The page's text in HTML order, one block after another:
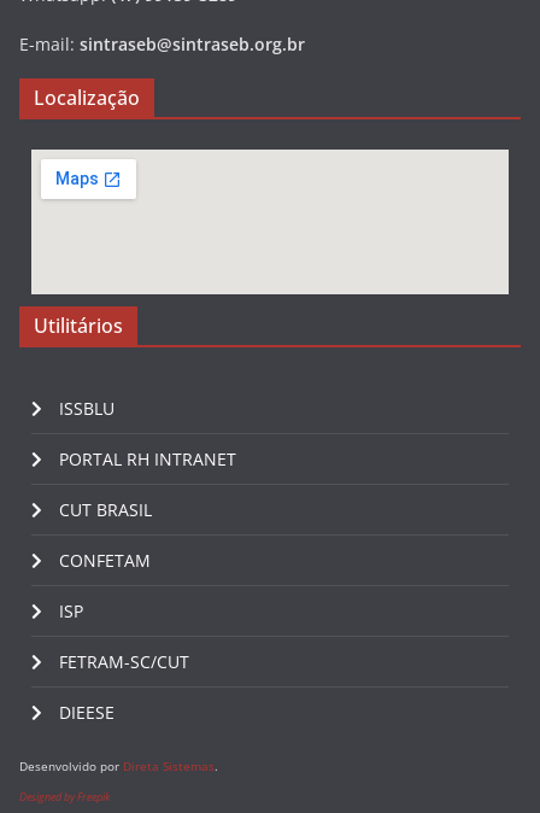
E-mail: sintraseb@sintraseb.org.br
Localização
Utilitários
ISSBLU
PORTAL RH INTRANET
CUT BRASIL
CONFETAM
ISP
FETRAM-SC/CUT
DIEESE
Desenvolvido por Direta Sistemas.
Designed by Freepik